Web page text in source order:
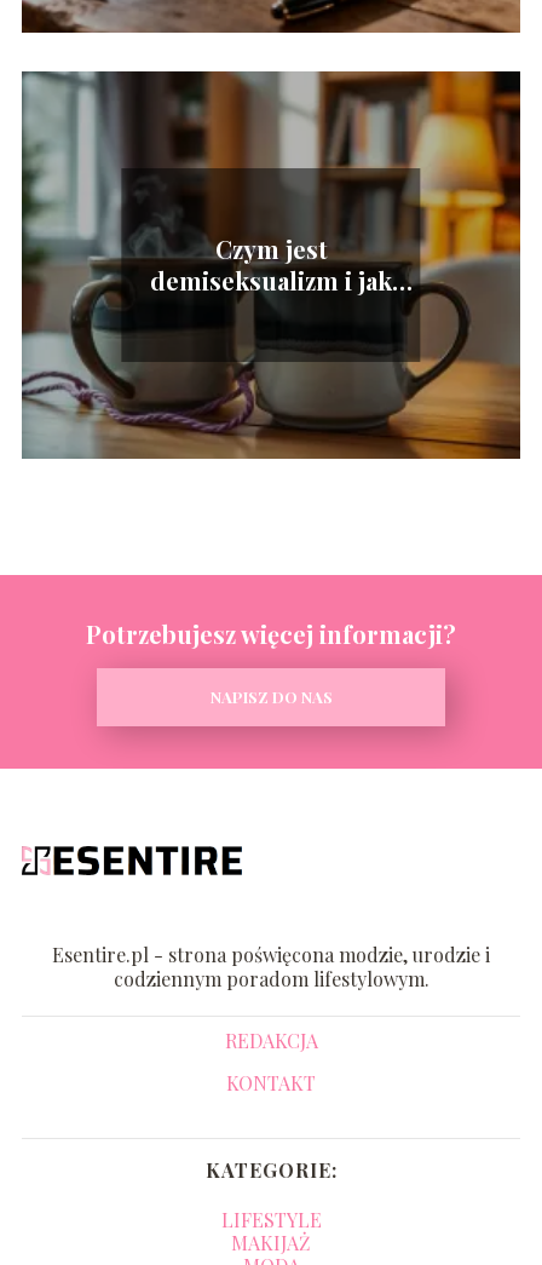
Czym jest
demiseksualizm i jak
wpływa na budowanie
więzi?
Potrzebujesz więcej informacji?
NAPISZ DO NAS
Esentire.pl - strona poświęcona modzie, urodzie i
codziennym poradom lifestylowym.
REDAKCJA
KONTAKT
KATEGORIE:
LIFESTYLE
MAKIJAŻ